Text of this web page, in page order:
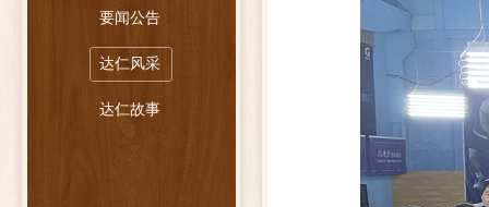
要闻公告
达仁风采
达仁故事